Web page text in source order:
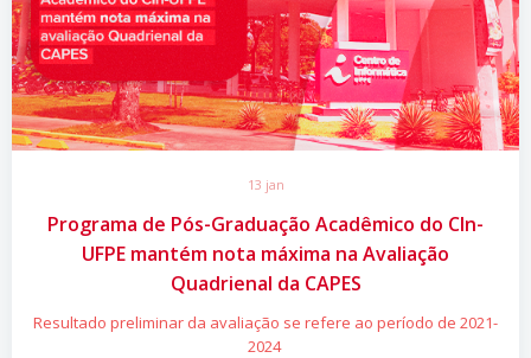
13 jan
Programa de Pós-Graduação Acadêmico do CIn-
UFPE mantém nota máxima na Avaliação
Quadrienal da CAPES
Resultado preliminar da avaliação se refere ao período de 2021-
2024